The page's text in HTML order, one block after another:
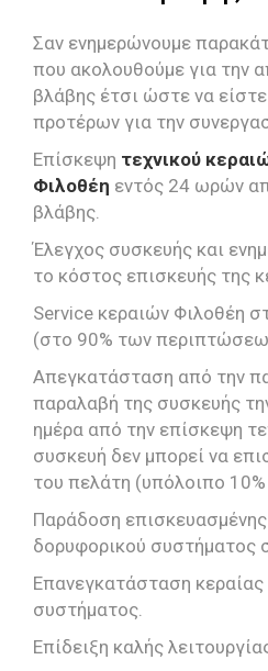
Σαν ενημερώνουμε
που ακολουθούμε για την
βλάβης έτσι ώστε να
προτέρων για την
Επίσκεψη τεχνικού
Φιλοθέη εντός 24 ωρών
βλάβης.
Έλεγχος συσκευής και
το κόστος επισκευής της
Service κεραιών Φιλοθέη
(στο 90% των
Απεγκατάσταση από την
παραλαβή της συσκευής
ημέρα από την επίσκεψη
συσκευή δεν μπορεί να
του πελάτη (υπόλοιπο
Παράδοση επισκευασμένης
δορυφορικού συστήματος
Επανεγκατάσταση
συστήματος.
Επίδειξη καλής